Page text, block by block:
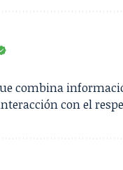
combina
con el